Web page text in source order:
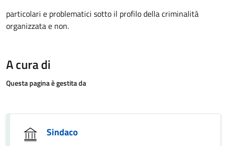
particolari e problematici sotto il profilo della criminalità
organizzata e non.
A cura di
Questa pagina è gestita da
Sindaco